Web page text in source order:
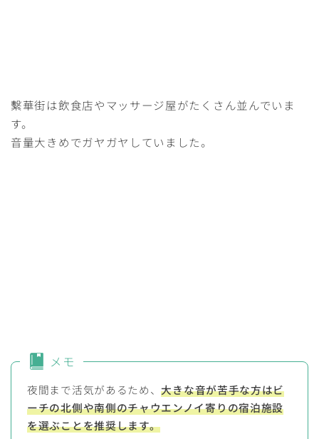
繫華街は飲食店やマッサージ屋がたくさん並んでいま
す。
音量大きめでガヤガヤしていました。
メモ
夜間まで活気があるため、大きな音が苦手な方はビ
ーチの北側や南側のチャウエンノイ寄りの宿泊施設
を選ぶことを推奨します。